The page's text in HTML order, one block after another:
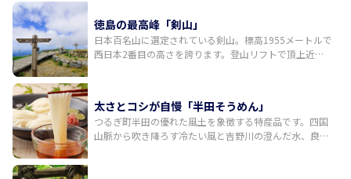
徳島の最高峰「剣山」
日本百名山に選定されている剣山。標高1955メートルで
西日本2番目の高さを誇ります。登山リフトで頂上近く
日には四国山地の西端にそびえる石鎚山をはじめ、遠く
瀬戸内海や土佐湾まで見渡せます。
太さとコシが自慢「半田そうめん」
つるぎ町半田の優れた風土を象徴する特産品です。四国
山脈から吹き降ろす冷たい風と吉野川の澄んだ水、良質